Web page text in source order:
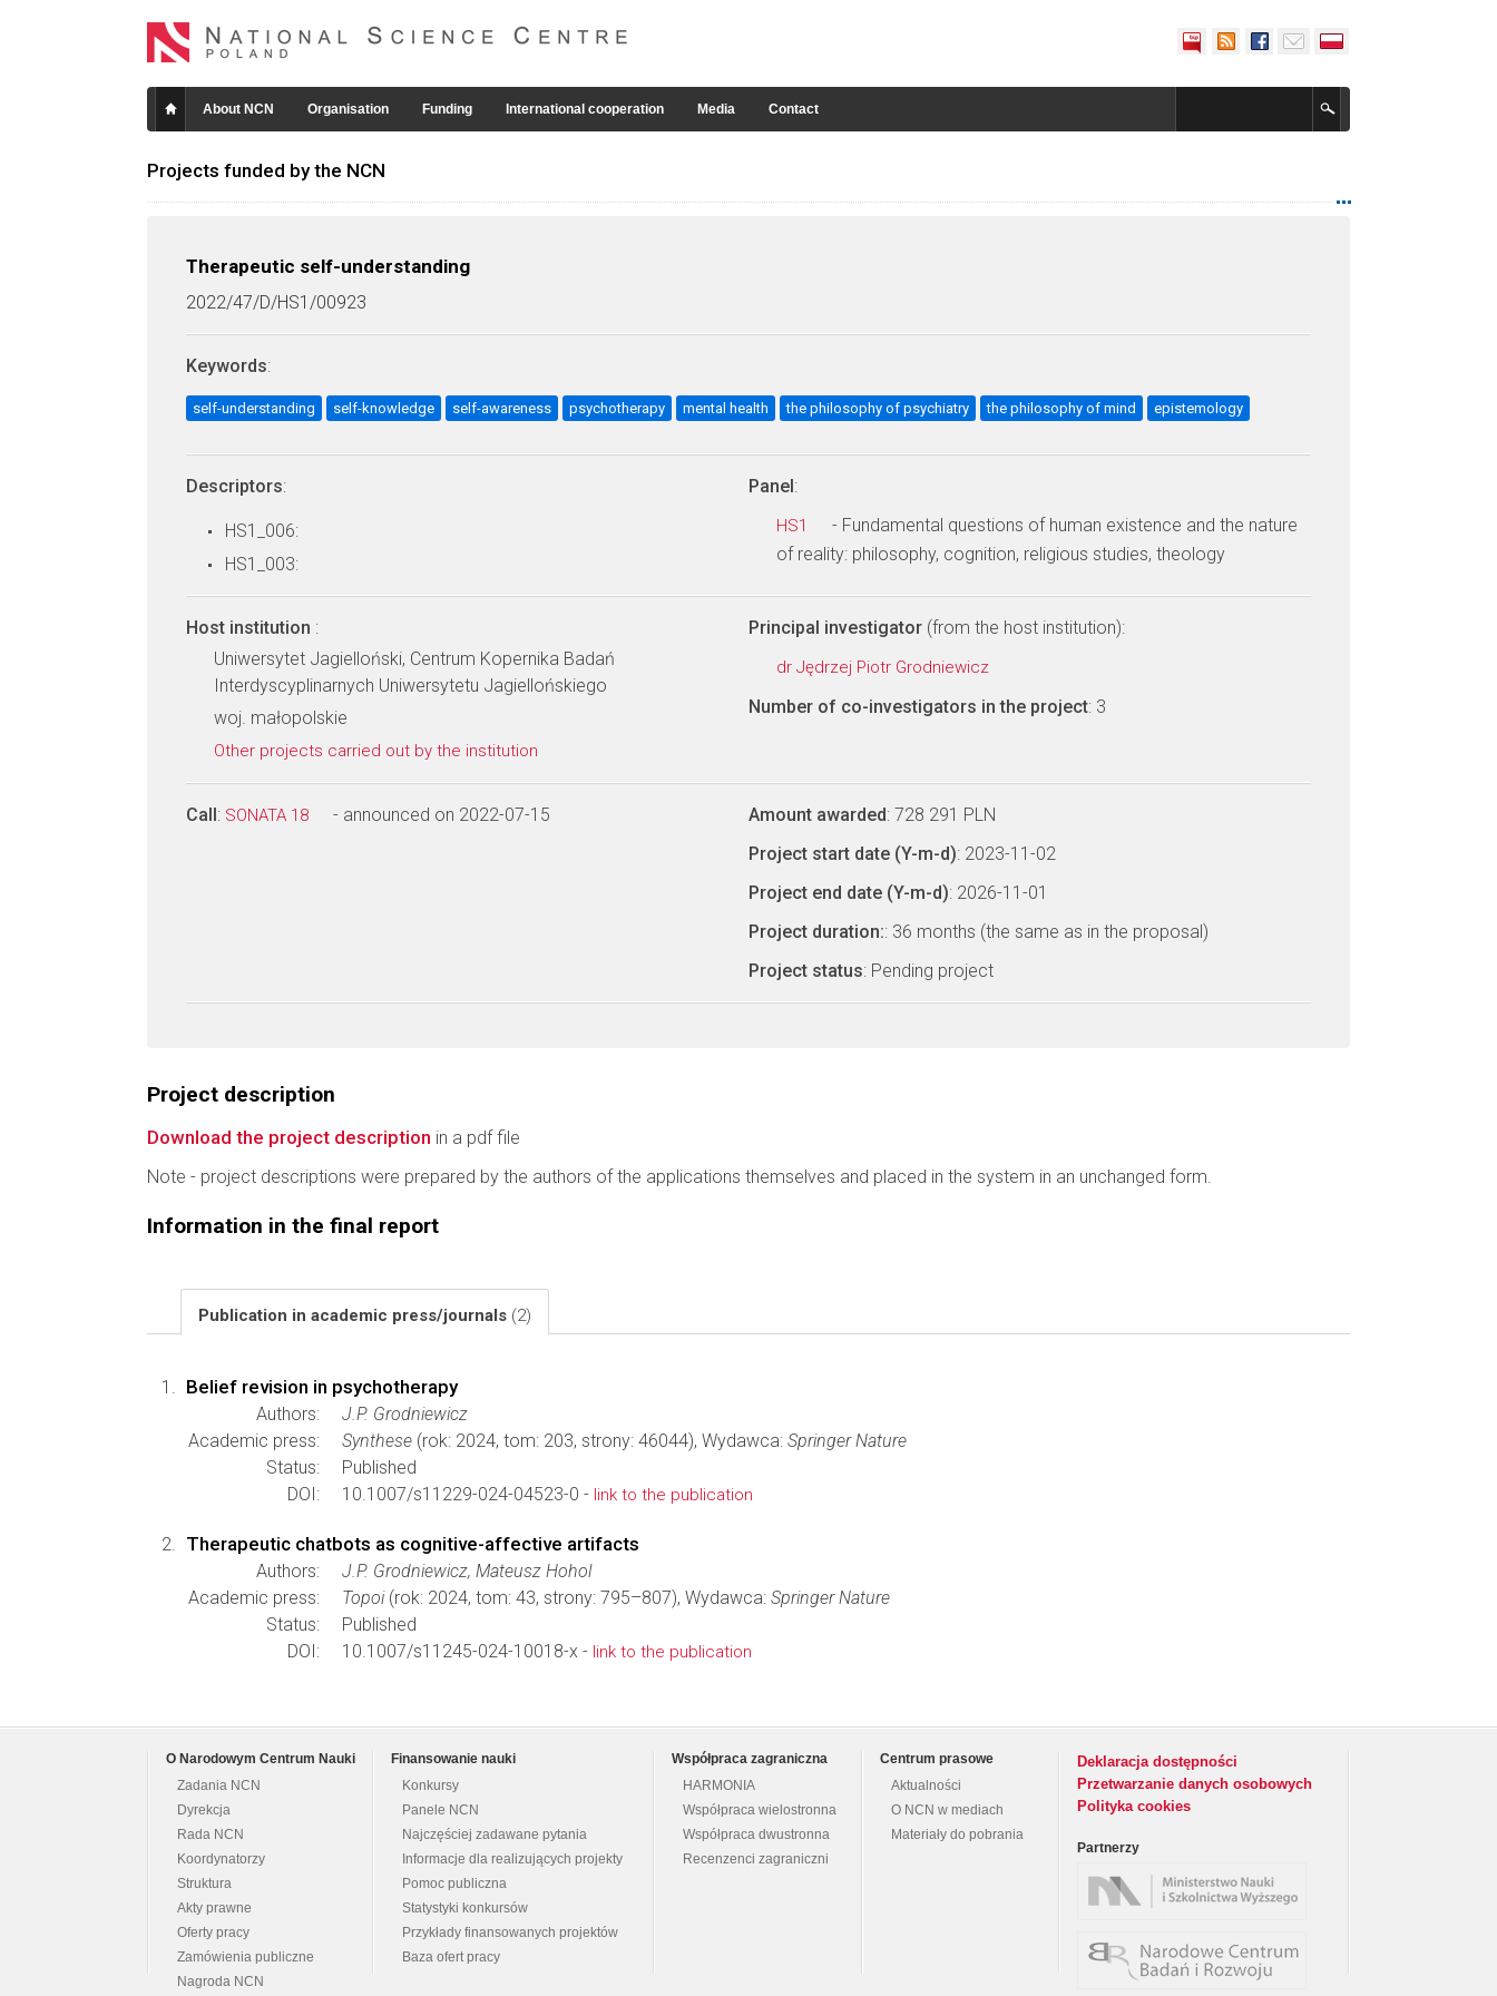
About NCN Organisation Funding International cooperation Media Contact
Projects funded by the NCN
Therapeutic self-understanding
2022/47/D/HS1/00923
Keywords:
self-understanding self-knowledge self-awareness psychotherapy mental health the philosophy of psychiatry the philosophy of mind epistemology
Descriptors:
HS1_006:
HS1_003:
Panel:
HS1
- Fundamental questions of human existence and the nature
of reality: philosophy, cognition, religious studies, theology
Host institution :
Uniwersytet Jagielloński, Centrum Kopernika Badań
Interdyscyplinarnych Uniwersytetu Jagiellońskiego
woj. małopolskie
Other projects carried out by the institution
Principal investigator (from the host institution):
dr Jędrzej Piotr Grodniewicz
Number of co-investigators in the project: 3
Call: SONATA 18 - announced on 2022-07-15 Amount awarded: 728 291 PLN
Project start date (Y-m-d): 2023-11-02
Project end date (Y-m-d): 2026-11-01
Project duration:: 36 months (the same as in the proposal)
Project status: Pending project
Project description
Download the project description in a pdf file
Note - project descriptions were prepared by the authors of the applications themselves and placed in the system in an unchanged form.
Information in the final report
Publication in academic press/journals (2)
Belief revision in psychotherapy
Authors:
J.P. Grodniewicz
Academic press:
Synthese (rok: 2024, tom: 203, strony: 46044), Wydawca: Springer Nature
Status:
Published
DOI:
10.1007/s11229-024-04523-0 - link to the publication
Therapeutic chatbots as cognitive-affective artifacts
Authors:
J.P. Grodniewicz, Mateusz Hohol
Academic press:
Topoi(rok: 2024, tom: 43, strony: 795–807), Wydawca: Springer Nature
Status:
Published
DOI:
10.1007/s11245-024-10018-x - link to the publication
O Narodowym Centrum Nauki
Zadania NCN
Dyrekcja
Rada NCN
Koordynatorzy
Struktura
Akty prawne
Oferty pracy
Zamówienia publiczne
Nagroda NCN
Finansowanie nauki
Konkursy
Panele NCN
Najczęściej zadawane pytania
Informacje dla realizujących projekty
Pomoc publiczna
Statystyki konkursów
Przykłady finansowanych projektów
Baza ofert pracy
Współpraca zagraniczna
HARMONIA
Współpraca wielostronna
Współpraca dwustronna
Recenzenci zagraniczni
Centrum prasowe
Aktualności
O NCN w mediach
Materiały do pobrania
Deklaracja dostępności
Przetwarzanie danych osobowych
Polityka cookies
Partnerzy